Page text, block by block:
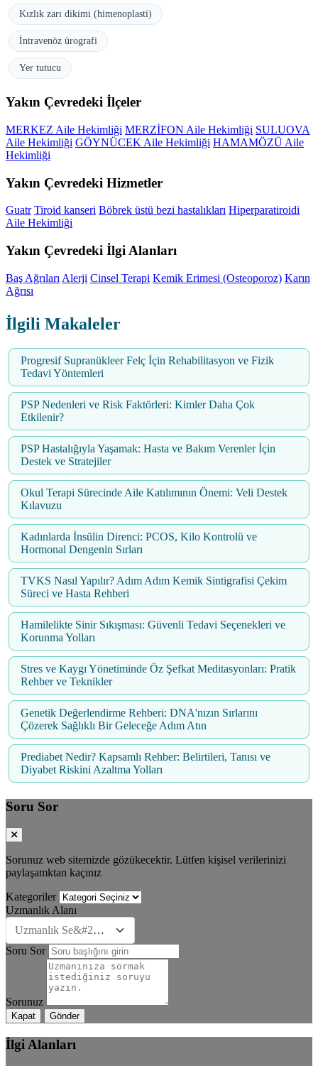
Kızlık zarı dikimi (himenoplasti)
İntravenöz ürografi
Yer tutucu
Yakın Çevredeki İlçeler
MERKEZ Aile Hekimliği MERZİFON Aile Hekimliği SULUOVA
Aile Hekimliği GÖYNÜCEK Aile Hekimliği HAMAMÖZÜ Aile
Hekimliği
Yakın Çevredeki Hizmetler
Guatr Tiroid kanseri Böbrek üstü bezi hastalıkları Hiperparatiroidi
Aile Hekimliği
Yakın Çevredeki İlgi Alanları
Baş Ağrıları Alerji Cinsel Terapi Kemik Erimesi (Osteoporoz) Karın
Ağrısı
İlgili Makaleler
Progresif Supranükleer Felç İçin Rehabilitasyon ve Fizik
Tedavi Yöntemleri
PSP Nedenleri ve Risk Faktörleri: Kimler Daha Çok
Etkilenir?
PSP Hastalığıyla Yaşamak: Hasta ve Bakım Verenler İçin
Destek ve Stratejiler
Okul Terapi Sürecinde Aile Katılımının Önemi: Veli Destek
Kılavuzu
Kadınlarda İnsülin Direnci: PCOS, Kilo Kontrolü ve
Hormonal Dengenin Sırları
TVKS Nasıl Yapılır? Adım Adım Kemik Sintigrafisi Çekim
Süreci ve Hasta Rehberi
Hamilelikte Sinir Sıkışması: Güvenli Tedavi Seçenekleri ve
Korunma Yolları
Stres ve Kaygı Yönetiminde Öz Şefkat Meditasyonları: Pratik
Rehber ve Teknikler
Genetik Değerlendirme Rehberi: DNA'nızın Sırlarını
Çözerek Sağlıklı Bir Geleceğe Adım Atın
Prediabet Nedir? Kapsamlı Rehber: Belirtileri, Tanısı ve
Diyabet Riskini Azaltma Yolları
Soru Sor
Sorunuz web sitemizde gözükecektir. Lütfen kişisel verilerinizi
paylaşamktan kaçınız
Kategoriler
Uzmanlık Alanı
Uzmanlık Se&#231;iniz
Soru Sor
Sorunuz
Kapat Gönder
İlgi Alanları